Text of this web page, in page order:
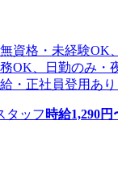
資格・未経験OK
OK、日勤のみ・
・正社員登用あり
タッフ 時給1,290円